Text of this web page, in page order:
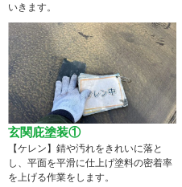
いきます。
玄関庇塗装①
【ケレン】錆や汚れをきれいに落と
し、平面を平滑に仕上げ塗料の密着率
を上げる作業をします。